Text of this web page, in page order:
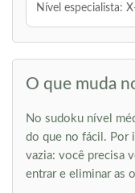
Nível especialista:
O que muda
No sudoku nível
do que no fácil. Por
vazia: você precisa
entrar e eliminar as